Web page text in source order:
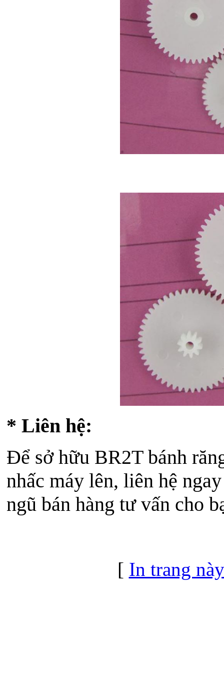
* Liên hệ:
Để sở hữu BR2T bánh
nhấc máy lên, liên hệ
ngũ bán hàng tư vấn cho
[ In trang này